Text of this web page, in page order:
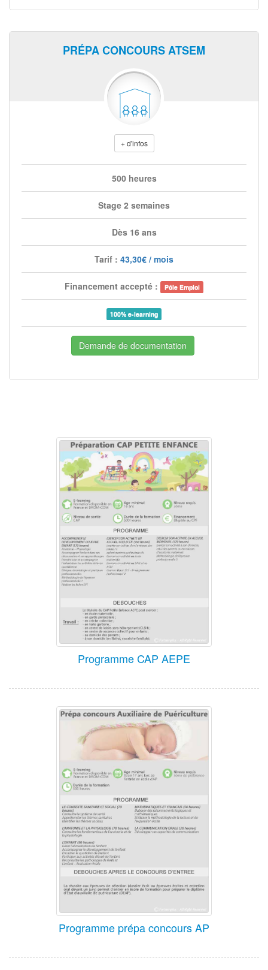
PRÉPA CONCOURS ATSEM
+ d'infos
500 heures
Stage 2 semaines
Dès 16 ans
Tarif : 43,30€ / mois
Financement accepté : Pôle Emploi
100% e-learning
Demande de documentation
Programme CAP AEPE
Programme prépa concours AP